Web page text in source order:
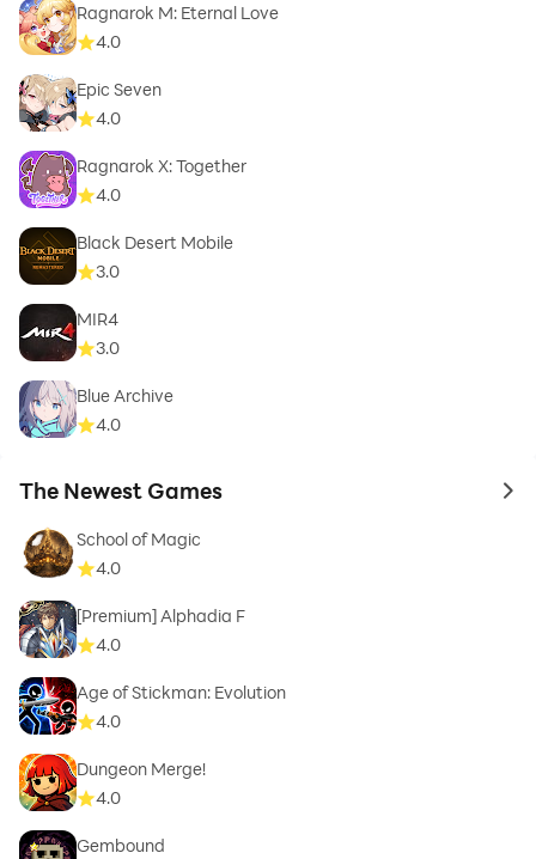
Ragnarok M: Eternal Love
4.0
Epic Seven
4.0
Ragnarok X: Together
4.0
Black Desert Mobile
3.0
MIR4
3.0
Blue Archive
4.0
The Newest Games to
School of Magic
4.0
[Premium] Alphadia F
4.0
Age of Stickman: Evolution
4.0
Dungeon Merge!
4.0
Gembound